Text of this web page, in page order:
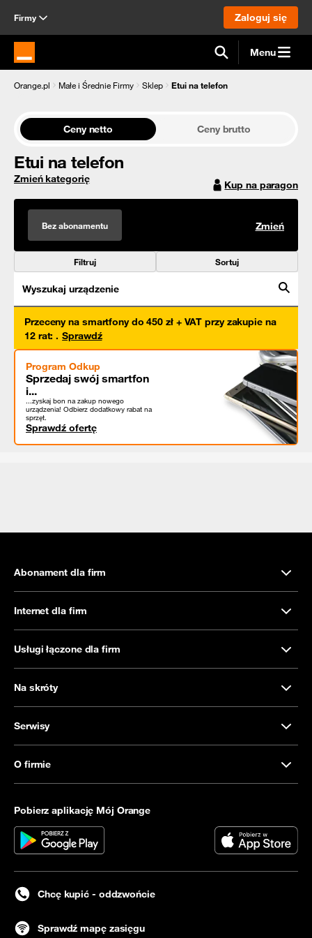
Firmy Zaloguj się
Strona główna Orange.pl Menu
Orange.pl Małe i Średnie Firmy Sklep Etui na telefon
Ceny netto Ceny brutto
Etui na telefon
Zmień kategorię Kup na paragon
Bez abonamentu Zmień
Filtruj Sortuj
Wyszukaj urządzenie
Przeceny na smartfony do 450 zł + VAT przy zakupie na
12 rat: . Sprawdź
Program Odkup
Sprzedaj swój smartfon
i...
...zyskaj bon na zakup nowego
urządzenia! Odbierz dodatkowy rabat na
sprzęt.
Sprawdź ofertę
Abonament dla firm
Internet dla firm
Usługi łączone dla firm
Na skróty
Serwisy
O firmie
Pobierz aplikację Mój Orange
Chcę kupić - oddzwońcie
Sprawdź mapę zasięgu